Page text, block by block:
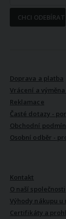
CHCI ODEBÍRAT
Doprava a platba
Vrácení a
Reklamace
Časté dotazy -
Obchodní
Osobní odběr -
Kontakt
O naší společnosti
Výhody nákupu u
Certifikáty a